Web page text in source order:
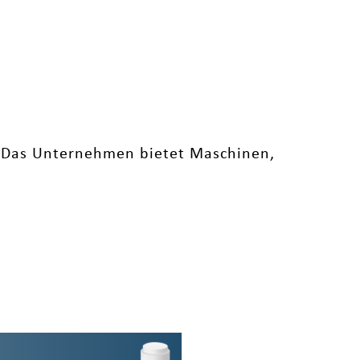
Unternehmen bietet Maschinen,